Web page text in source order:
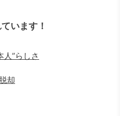
います！
人”らしさ
却